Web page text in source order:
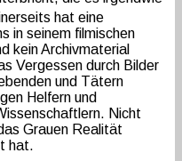
hat eine
in seinem filmischen
kein Archivmaterial
Vergessen durch Bilder
und Tätern
Helfern und
Nicht
Grauen Realität
hat.